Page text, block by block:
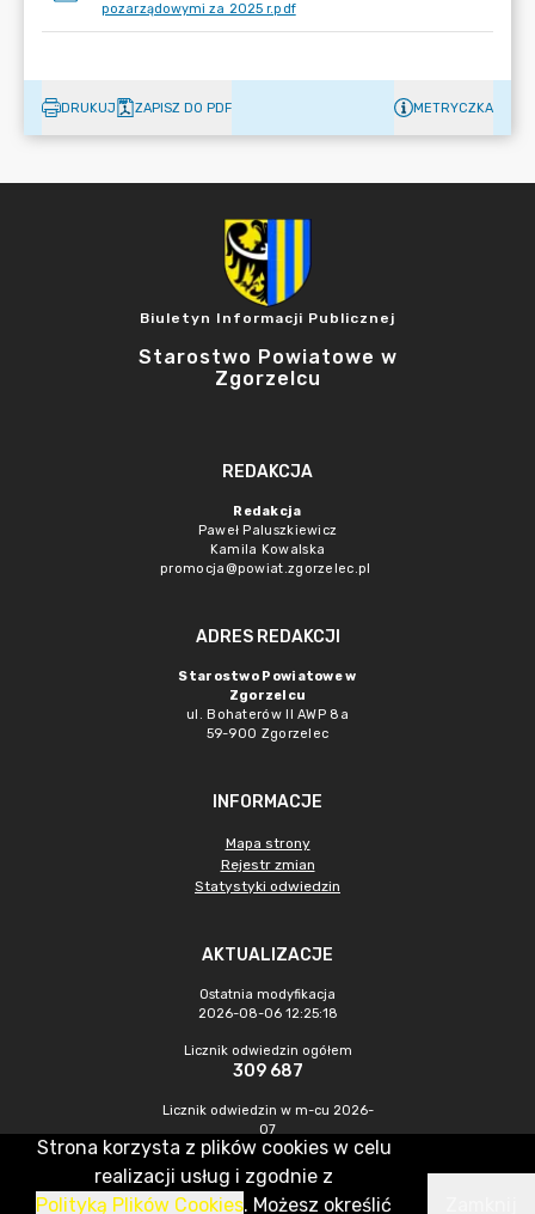
pozarządowymi za 2025 r.pdf
DRUKUJ ZAPISZ DO PDF METRYCZKA
Biuletyn Informacji Publicznej
Starostwo Powiatowe w
Zgorzelcu
REDAKCJA
Redakcja
Paweł Paluszkiewicz
Kamila Kowalska
promocja@powiat.zgorzelec.pl
ADRES REDAKCJI
Starostwo Powiatowe w
Zgorzelcu
ul. Bohaterów II AWP 8a
59-900 Zgorzelec
INFORMACJE
Mapa strony
Rejestr zmian
Statystyki odwiedzin
AKTUALIZACJE
Ostatnia modyfikacja
2026-08-06 12:25:18
Licznik odwiedzin ogółem
309 687
Licznik odwiedzin w m-cu 2026-
07
385
CMS & Hosting: Nefeni Sp. z o.o.
Strona korzysta z plików cookies w celu
realizacji usług i zgodnie z
Polityką Plików Cookies. Możesz określić